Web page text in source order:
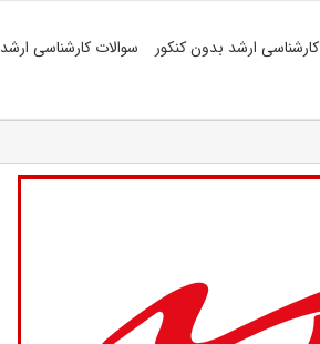
کارشناسی ارشد بدون کنکور سوالات کارشناسی ارشد